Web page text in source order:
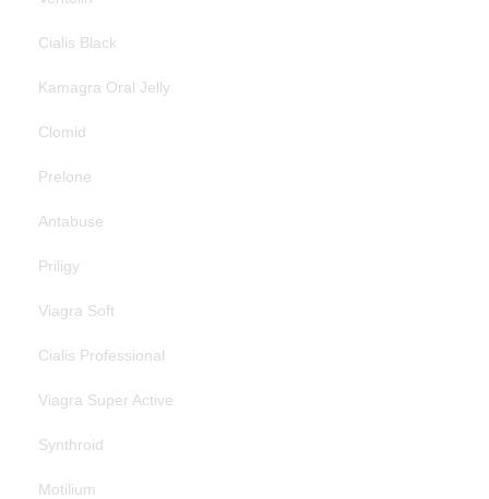
Cialis Black
Kamagra Oral Jelly
Clomid
Prelone
Antabuse
Priligy
Viagra Soft
Cialis Professional
Viagra Super Active
Synthroid
Motilium